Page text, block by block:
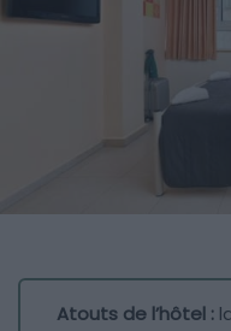
Atouts de l’hôtel :